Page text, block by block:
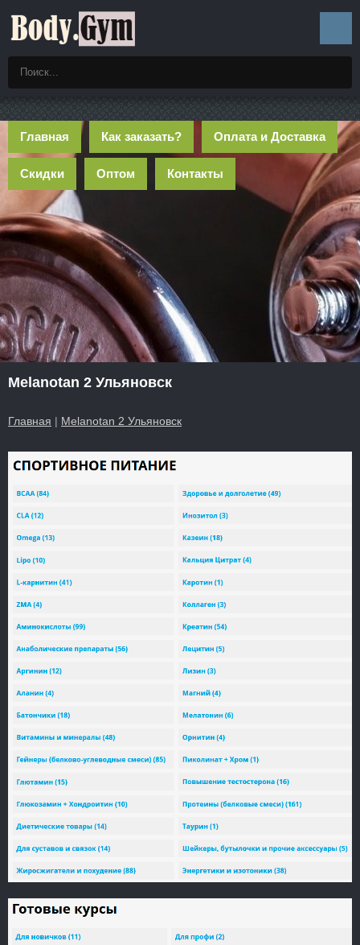
Главная Как заказать? Оплата и Доставка
Скидки Оптом Контакты
Melanotan 2 Ульяновск
Главная | Melanotan 2 Ульяновск